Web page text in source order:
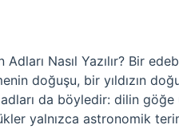
Nasıl Yazılır? Bir
doğuşu, bir yıldızın
da böyledir: dilin göğe
yalnızca astronomik